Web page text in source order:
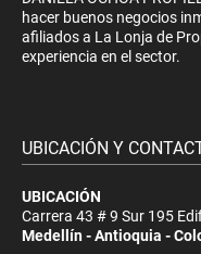
hacer buenos negocios
afiliados a La Lonja de
experiencia en el sector.
UBICACIÓN Y
UBICACIÓN
Carrera 43 # 9 Sur 195
Medellín - Antioquia -